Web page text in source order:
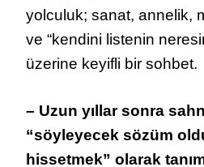
yolculuk; sanat, annelik,
ve “kendini listenin
üzerine keyifli bir sohbet.
– Uzun yıllar sonra
“söyleyecek sözüm
hissetmek” olarak